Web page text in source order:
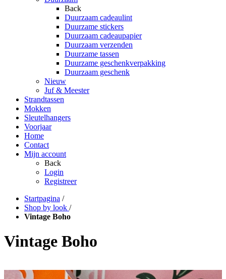
Back
Duurzaam cadeaulint
Duurzame stickers
Duurzaam cadeaupapier
Duurzaam verzenden
Duurzame tassen
Duurzame geschenkverpakking
Duurzaam geschenk
Nieuw
Juf & Meester
Strandtassen
Mokken
Sleutelhangers
Voorjaar
Home
Contact
Mijn account
Back
Login
Registreer
Startpagina /
Shop by look /
Vintage Boho
Vintage Boho